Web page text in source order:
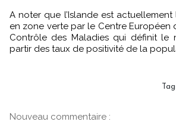
A noter que l’Islande est
en zone verte par le Centre Européen
Contrôle des Maladies qui définit le
partir des taux de positivité de la
Nouveau commentaire :